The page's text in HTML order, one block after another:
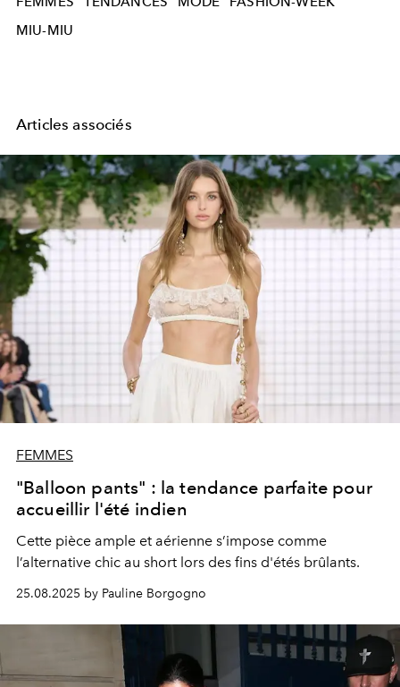
MIU-MIU
Articles associés
FEMMES
"Balloon pants" : la tendance parfaite pour
accueillir l'été indien
Cette pièce ample et aérienne s’impose comme
l’alternative chic au short lors des fins d'étés brûlants.
25.08.2025 by Pauline Borgogno